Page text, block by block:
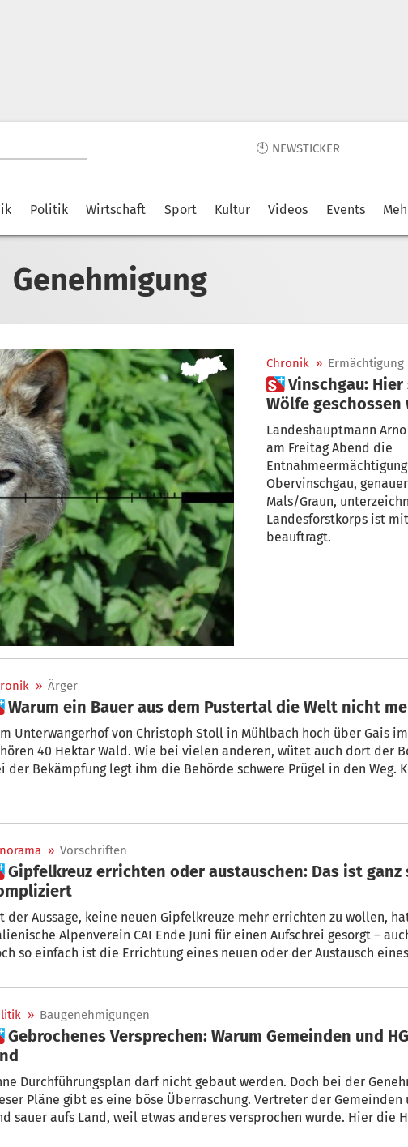
🕙 NEWSTICKER
Politik Wirtschaft Sport Kultur Videos Events
Genehmigung
Chronik » Ermächtigung
 Vinschgau: Hier sollen nun 2
Wölfe geschossen
Landeshauptmann
am Freitag Abend die
Obervinschgau,
Mals/Graun,
Landesforstkorps ist
beauftragt.
» Ärger
Unterwangerhof von Christoph Stoll in Mühlbach hoch über Gais
Hektar Wald. Wie bei vielen anderen, wütet auch dort der Borkenkäfer. Aber
Bekämpfung legt ihm die Behörde schwere Prügel in den Weg. Kein Wunder, dass
» Vorschriften
schön
der Aussage, keine neuen Gipfelkreuze mehr errichten zu wollen,
Alpenverein CAI Ende Juni für einen Aufschrei gesorgt –
so einfach ist die Errichtung eines neuen oder der Austausch eines
» Baugenehmigungen
zornig
Durchführungsplan darf nicht gebaut werden. Doch bei der
Pläne gibt es eine böse Überraschung. Vertreter der Gemeinden
sauer aufs Land, weil etwas anderes versprochen wurde. Hier die